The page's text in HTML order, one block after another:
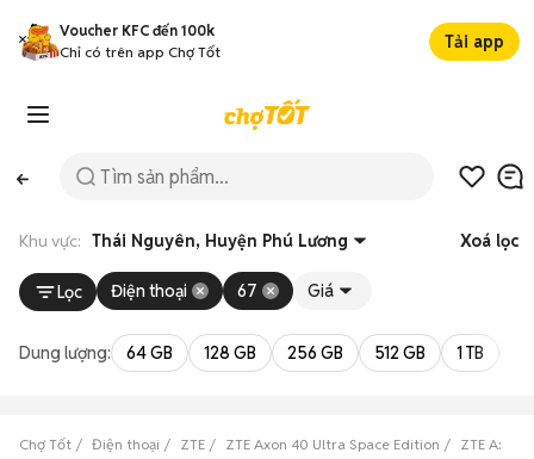
Voucher KFC đến 100k
Chỉ có trên app Chợ Tốt
Tải app
Khu vực: Thái Nguyên, Huyện Phú Lương Xoá lọc
Lọc Điện thoại 67 Giá
Dung lượng: 64 GB 128 GB 256 GB 512 GB 1 TB
Chợ Tốt Điện thoại ZTE ZTE Axon 40 Ultra Space Edition ZTE Axon